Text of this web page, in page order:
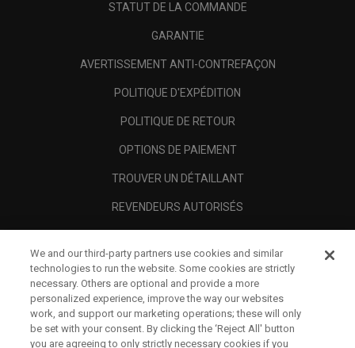
STATUT DE LA COMMANDE
GARANTIE
AVERTISSEMENT ANTI-CONTREFAÇON
POLITIQUE D'EXPÉDITION
POLITIQUE DE RETOUR
OPTIONS DE PAIEMENT
TROUVER UN DÉTAILLANT
REVENDEURS AUTORISÉS
A PROPOS
MENTIONS LÉGALES
We and our third-party partners use cookies and similar
technologies to run the website. Some cookies are strictly
necessary. Others are optional and provide a more
personalized experience, improve the way our websites
work, and support our marketing operations; these will only
be set with your consent. By clicking the ‘Reject All' button
you are agreeing to only strictly necessary cookies if you